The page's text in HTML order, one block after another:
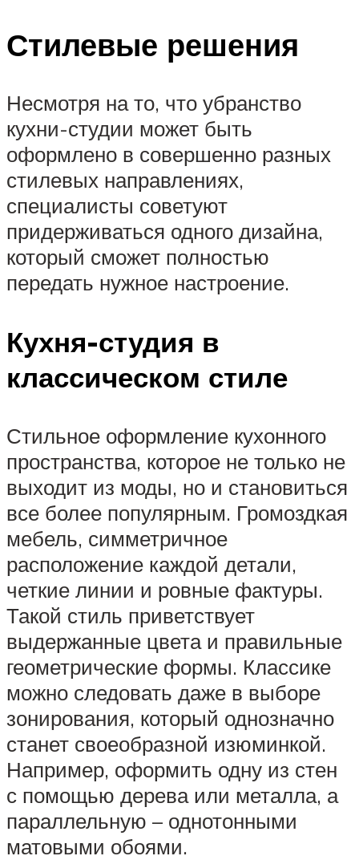
Стилевые решения
Несмотря на то, что убранство
кухни-студии может быть
оформлено в совершенно разных
стилевых направлениях,
специалисты советуют
придерживаться одного дизайна,
который сможет полностью
передать нужное настроение.
Кухня-студия в
классическом стиле
Стильное оформление кухонного
пространства, которое не только не
выходит из моды, но и становиться
все более популярным. Громоздкая
мебель, симметричное
расположение каждой детали,
четкие линии и ровные фактуры.
Такой стиль приветствует
выдержанные цвета и правильные
геометрические формы. Классике
можно следовать даже в выборе
зонирования, который однозначно
станет своеобразной изюминкой.
Например, оформить одну из стен
с помощью дерева или металла, а
параллельную – однотонными
матовыми обоями.